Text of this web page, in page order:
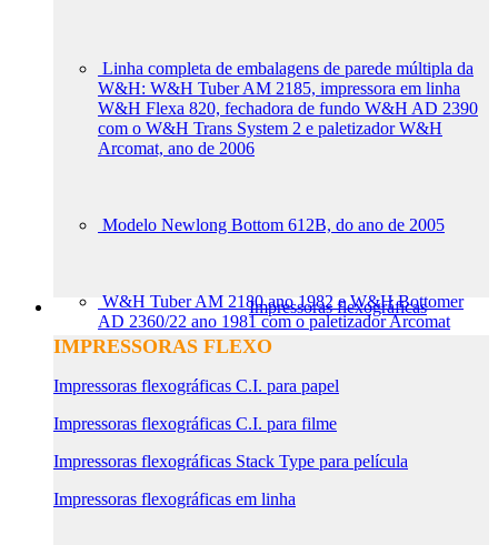
Linha completa de embalagens de parede múltipla da
W&H: W&H Tuber AM 2185, impressora em linha
W&H Flexa 820, fechadora de fundo W&H AD 2390
com o W&H Trans System 2 e paletizador W&H
Arcomat, ano de 2006
Modelo Newlong Bottom 612B, do ano de 2005
W&H Tuber AM 2180 ano 1982 e W&H Bottomer
AD 2360/22 ano 1981 com o paletizador Arcomat
Impressoras flexográficas
IMPRESSORAS FLEXO
Impressoras flexográficas C.I. para papel
Impressoras flexográficas C.I. para filme
Impressoras flexográficas Stack Type para película
Impressoras flexográficas em linha